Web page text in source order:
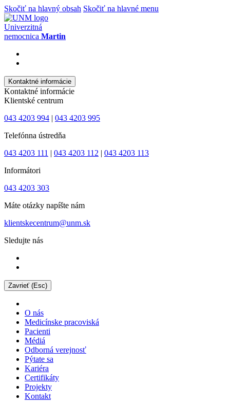
Skočiť na hlavný obsah Skočiť na hlavné menu
Univerzitná
nemocnica Martin
Kontaktné informácie
Kontaktné informácie
Klientské centrum
043 4203 994 | 043 4203 995
Telefónna ústredňa
043 4203 111 | 043 4203 112 | 043 4203 113
Informátori
043 4203 303
Máte otázky napíšte nám
klientskecentrum@unm.sk
Sledujte nás
Zavrieť (Esc)
O nás
Medicínske pracoviská
Pacienti
Médiá
Odborná verejnosť
Pýtate sa
Kariéra
Certifikáty
Projekty
Kontakt